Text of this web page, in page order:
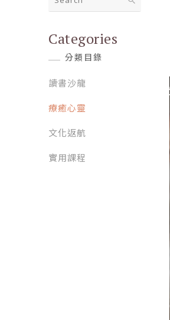
Categories
分類目錄
讀書沙龍
療癒心靈
文化返航
實用課程